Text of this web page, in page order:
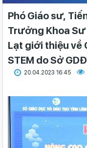
Phó Giáo sư,
Trưởng Khoa
Lạt giới thiệu về
STEM do Sở
20.04.2023 16:45